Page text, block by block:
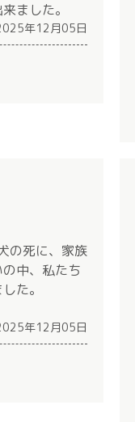
ました。
年12月05日
の死に、家族
中、私たち
た。
年12月05日